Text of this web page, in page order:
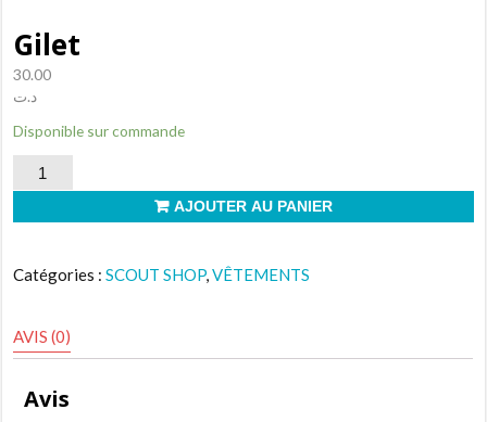
Gilet
30.00
د.ت
Disponible sur commande
quantité
Gilet
AJOUTER AU PANIER
Catégories :SCOUT SHOP,VÊTEMENTS
AVIS (0)
Avis